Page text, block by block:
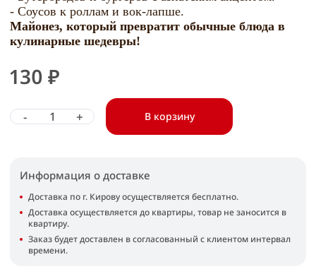
- Соусов к роллам и вок-лапше.
Майонез, который превратит обычные блюда в
кулинарные шедевры!
130 ₽
- + В корзину
Информация о доставке
Доставка по г. Кирову осуществляется бесплатно.
Доставка осуществляется до квартиры, товар не заносится в
квартиру.
Заказ будет доставлен в согласованный с клиентом интервал
времени.